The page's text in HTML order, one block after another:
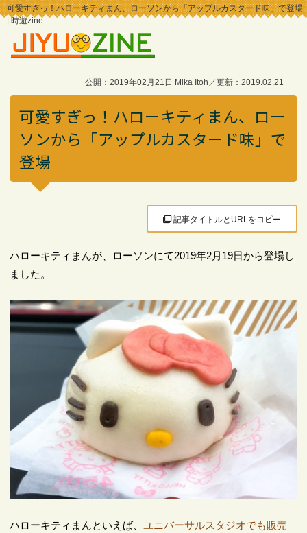
可愛すぎっ！ハローキティまん、ローソンから「アップルカスタード味」で登場
| 時遊zine
公開：2019年02月21日 Mika Itoh／更新：2019.02.21
可愛すぎっ！ハローキティまん、ロー
ソンから「アップルカスタード味」で
登場
記事タイトルとURLをコピー
ハローキティまんが、ローソンにて2019年2月19日から登場し
ました。
ハローキティまんといえば、ユニバーサルスタジオでも販売